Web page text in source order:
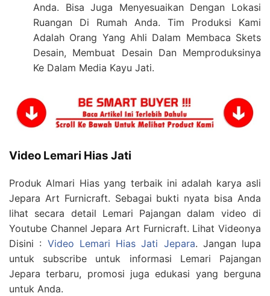
Anda. Bisa Juga Menyesuaikan Dengan Lokasi
Ruangan Di Rumah Anda. Tim Produksi Kami
Adalah Orang Yang Ahli Dalam Membaca Skets
Desain, Membuat Desain Dan Memproduksinya
Ke Dalam Media Kayu Jati.
Video Lemari Hias Jati
Produk Almari Hias yang terbaik ini adalah karya asli
Jepara Art Furnicraft. Sebagai bukti nyata bisa Anda
lihat secara detail Lemari Pajangan dalam video di
Youtube Channel Jepara Art Furnicraft. Lihat Videonya
Disini : Video Lemari Hias Jati Jepara. Jangan lupa
untuk subscribe untuk informasi Lemari Pajangan
Jepara terbaru, promosi juga edukasi yang berguna
untuk Anda.